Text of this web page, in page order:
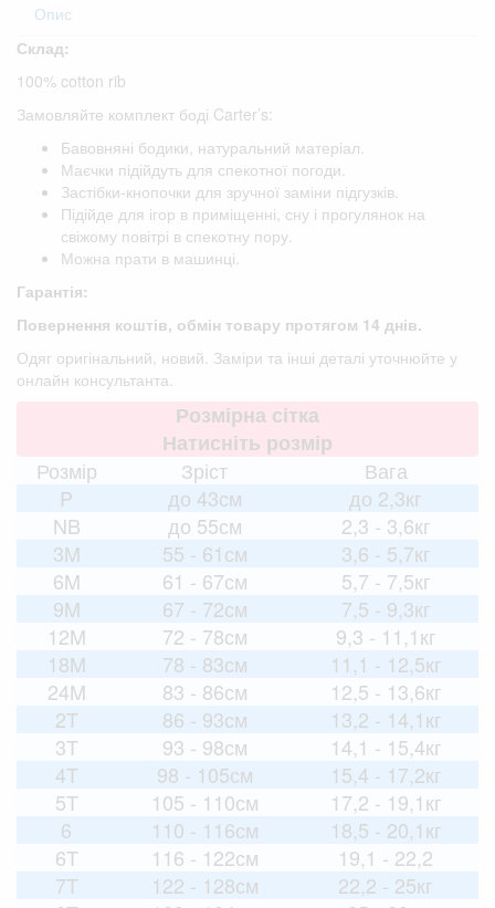
Опис
Склад:
100% cotton rib
Замовляйте комплект боді Carter’s:
Бавовняні бодики, натуральний матеріал.
Маєчки підійдуть для спекотної погоди.
Застібки-кнопочки для зручної заміни підгузків.
Підійде для ігор в приміщенні, сну і прогулянок на
свіжому повітрі в спекотну пору.
Можна прати в машинці.
Гарантія:
Повернення коштів, обмін товару протягом 14 днів.
Одяг оригінальний, новий. Заміри та інші деталі уточнюйте у
онлайн консультанта.
Розмірна сітка
Натисніть розмір
Розмір
Зріст
Вага
P
до 43см
до 2,3кг
NB
до 55см
2,3 - 3,6кг
3M
55 - 61см
3,6 - 5,7кг
6M
61 - 67см
5,7 - 7,5кг
9M
67 - 72см
7,5 - 9,3кг
12M
72 - 78см
9,3 - 11,1кг
18M
78 - 83см
11,1 - 12,5кг
24M
83 - 86см
12,5 - 13,6кг
2T
86 - 93см
13,2 - 14,1кг
3T
93 - 98см
14,1 - 15,4кг
4T
98 - 105см
15,4 - 17,2кг
5T
105 - 110см
17,2 - 19,1кг
6
110 - 116см
18,5 - 20,1кг
6T
116 - 122см
19,1 - 22,2
7T
122 - 128см
22,2 - 25кг